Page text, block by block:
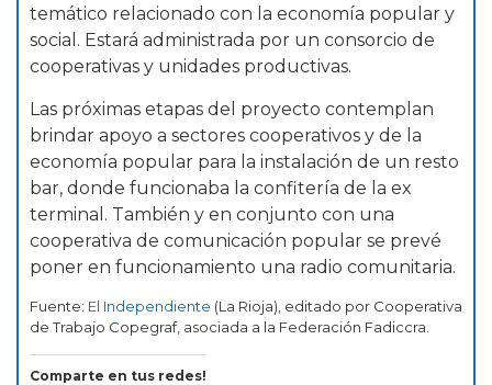
temático relacionado con la economía popular y
social. Estará administrada por un consorcio de
cooperativas y unidades productivas.
Las próximas etapas del proyecto contemplan
brindar apoyo a sectores cooperativos y de la
economía popular para la instalación de un resto
bar, donde funcionaba la confitería de la ex
terminal. También y en conjunto con una
cooperativa de comunicación popular se prevé
poner en funcionamiento una radio comunitaria.
Fuente: El Independiente (La Rioja), editado por Cooperativa
de Trabajo Copegraf, asociada a la Federación Fadiccra.
Comparte en tus redes!